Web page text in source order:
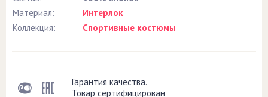
Материал:
Интерлок
Коллекция:
Спортивные костюмы
Гарантия качества.
Товар сертифицирован